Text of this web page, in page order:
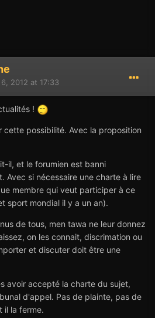
2012 at 17:33
!
cette possibilité. Avec la proposition
il, et le forumien est banni
Avec si nécessaire une charte à lire
membre qui veut participer à ce
sport mondial il y a un an).
de tous, men tawa ne leur donnez
on les connait, discrimation ou
et discuter doit être une
avoir accepté la charte du sujet,
d'appel. Pas de plainte, pas de
il la ferme.